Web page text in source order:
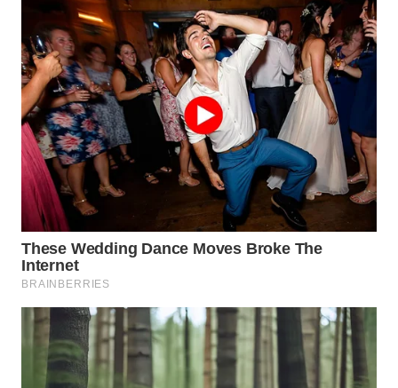
SUMEDANG
WN
CIANJUR
WN
KEPULAUAN
SERIBU
WN
TANGERANG
WN
BINJAI
WN
CIREBON